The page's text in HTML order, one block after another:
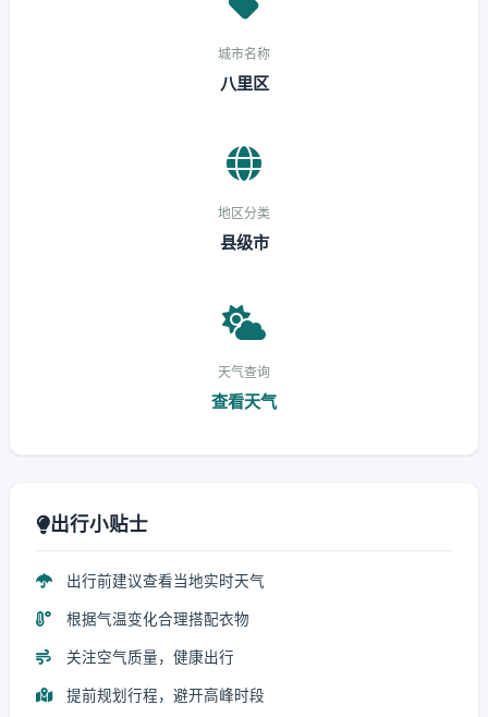
城市名称
八里区
地区分类
县级市
天气查询
查看天气
出行小贴士
出行前建议查看当地实时天气
根据气温变化合理搭配衣物
关注空气质量，健康出行
提前规划行程，避开高峰时段